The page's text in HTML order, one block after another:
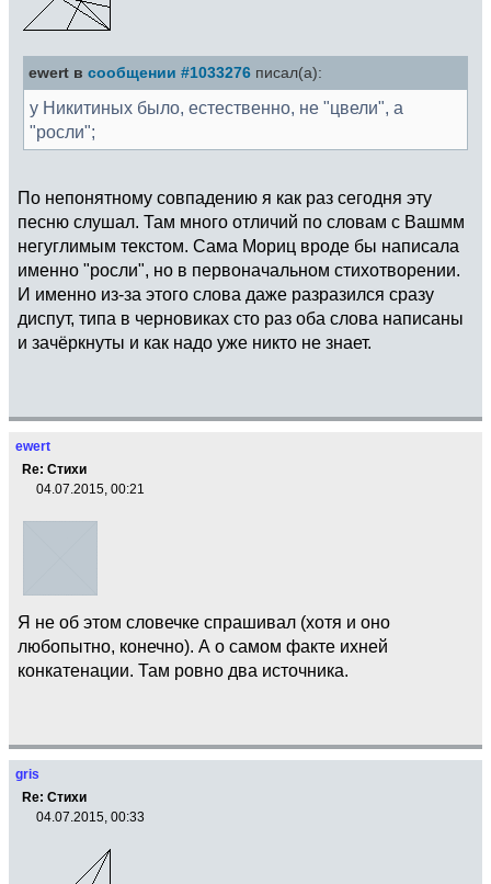
ewert в сообщении #1033276 писал(а):
у Никитиных было, естественно, не "цвели", а
"росли";
По непонятному совпадению я как раз сегодня эту
песню слушал. Там много отличий по словам с Вашмм
негуглимым текстом. Сама Мориц вроде бы написала
именно "росли", но в первоначальном стихотворении.
И именно из-за этого слова даже разразился сразу
диспут, типа в черновиках сто раз оба слова написаны
и зачёркнуты и как надо уже никто не знает.
ewert
Re: Стихи
04.07.2015, 00:21
Я не об этом словечке спрашивал (хотя и оно
любопытно, конечно). А о самом факте ихней
конкатенации. Там ровно два источника.
gris
Re: Стихи
04.07.2015, 00:33